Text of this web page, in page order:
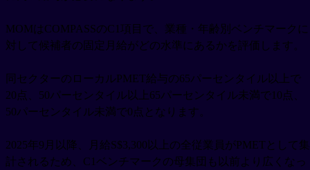
MOMはCOMPASSのC1項目で、業種・年齢別ベンチマークに
対して候補者の固定月給がどの水準にあるかを評価します。
同セクターのローカルPMET給与の65パーセンタイル以上で
20点、50パーセンタイル以上65パーセンタイル未満で10点、
50パーセンタイル未満で0点となります。
2025年9月以降、月給S$3,300以上の全従業員がPMETとして集
計されるため、C1ベンチマークの母集団も以前より広くなっ